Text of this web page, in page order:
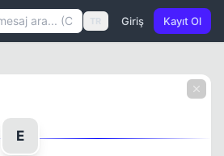
TR Giriş Kayıt Ol
E